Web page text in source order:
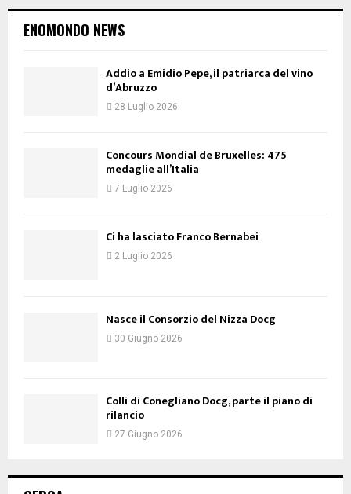
ENOMONDO NEWS
Addio a Emidio Pepe, il patriarca del vino
d’Abruzzo
28 Luglio 2026
Concours Mondial de Bruxelles: 475
medaglie all’Italia
7 Luglio 2026
Ci ha lasciato Franco Bernabei
2 Luglio 2026
Nasce il Consorzio del Nizza Docg
30 Giugno 2026
Colli di Conegliano Docg, parte il piano di
rilancio
27 Giugno 2026